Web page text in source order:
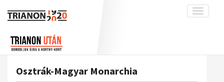
Toggle
interpretációk
Osztrák-Magyar Monarchia